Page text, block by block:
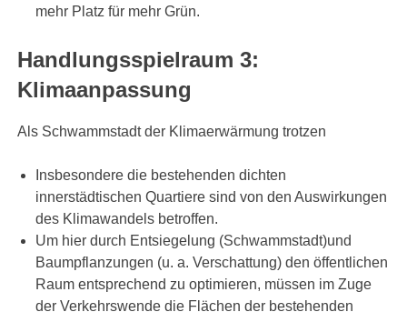
mehr Platz für mehr Grün.
Handlungsspielraum 3:
Klimaanpassung
Als Schwammstadt der Klimaerwärmung trotzen
Insbesondere die bestehenden dichten
innerstädtischen Quartiere sind von den Auswirkungen
des Klimawandels betroffen.
Um hier durch Entsiegelung (Schwammstadt)und
Baumpflanzungen (u. a. Verschattung) den öffentlichen
Raum entsprechend zu optimieren, müssen im Zuge
der Verkehrswende die Flächen der bestehenden